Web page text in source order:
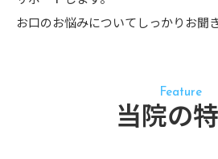
お口のお悩みについてしっかりお聞
Feature
当院の